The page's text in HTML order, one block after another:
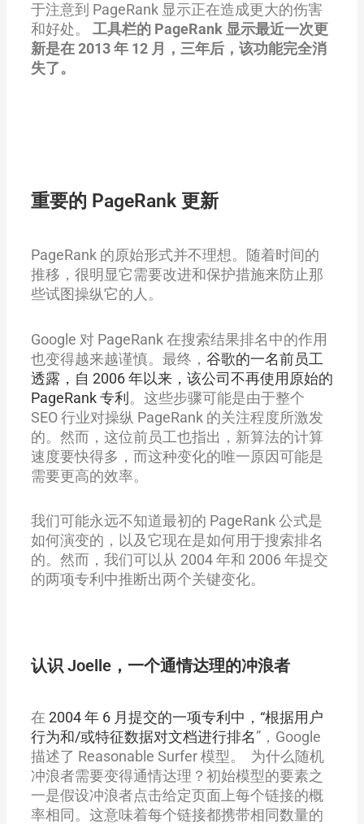
于注意到 PageRank 显示正在造成更大的伤害
和好处。 工具栏的 PageRank 显示最近一次更
新是在 2013 年 12 月，三年后，该功能完全消
失了。
重要的 PageRank 更新
PageRank 的原始形式并不理想。随着时间的
推移，很明显它需要改进和保护措施来防止那
些试图操纵它的人。
Google 对 PageRank 在搜索结果排名中的作用
也变得越来越谨慎。最终， 谷歌的一名前员工
透露，自 2006 年以来，该公司不再使用原始的
PageRank 专利。这些步骤可能是由于整个
SEO 行业对操纵 PageRank 的关注程度所激发
的。然而，这位前员工也指出，新算法的计算
速度要快得多，而这种变化的唯一原因可能是
需要更高的效率。
我们可能永远不知道最初的 PageRank 公式是
如何演变的，以及它现在是如何用于搜索排名
的。然而，我们可以从 2004 年和 2006 年提交
的两项专利中推断出两个关键变化。
认识 Joelle，一个通情达理的冲浪者
在 2004 年 6 月提交的一项专利中，“根据用户
行为和/或特征数据对文档进行排名”，Google
描述了 Reasonable Surfer 模型。 为什么随机
冲浪者需要变得通情达理？初始模型的要素之
一是假设冲浪者点击给定页面上每个链接的概
率相同。这意味着每个链接都携带相同数量的